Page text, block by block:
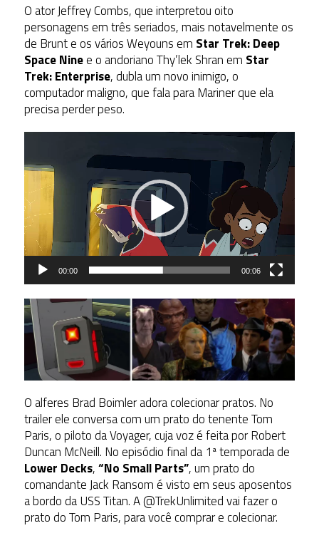
O ator Jeffrey Combs, que interpretou oito
personagens em três seriados, mais notavelmente os
de Brunt e os vários Weyouns em Star Trek: Deep
Space Ninee o andoriano Thy’lek Shran em Star
Trek: Enterprise, dubla um novo inimigo, o
computador maligno, que fala para Mariner que ela
precisa perder peso.
vídeo
00:00 00:06
O alferes Brad Boimler adora colecionar pratos. No
trailer ele conversa com um prato do tenente Tom
Paris, o piloto da Voyager, cuja voz é feita por Robert
Duncan McNeill. No episódio final da 1ª temporada de
Lower Decks,“No Small Parts”, um prato do
comandante Jack Ransom é visto em seus aposentos
a bordo da USS Titan. A @TrekUnlimited vai fazer o
prato do Tom Paris, para você comprar e colecionar.